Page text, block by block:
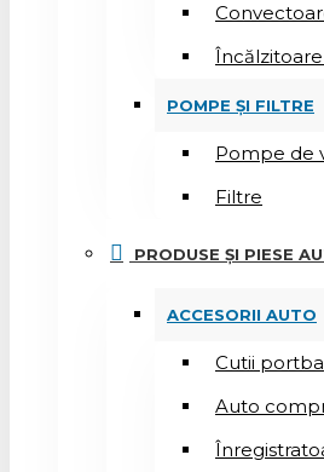
POMPE ȘI FILTRE
Pompe de
Filtre
PRODUSE ȘI PIESE
ACCESORII AUTO
Cutii
Auto